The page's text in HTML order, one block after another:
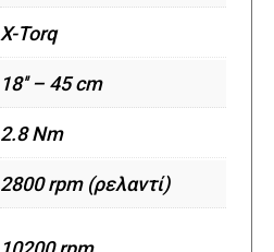
X-Torq
18'' – 45 cm
2.8 Nm
2800 rpm (ρελαντί)